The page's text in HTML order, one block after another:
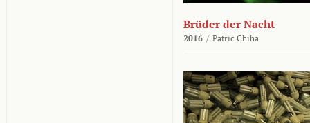
Brüder der Nacht
2016 / Patric Chiha